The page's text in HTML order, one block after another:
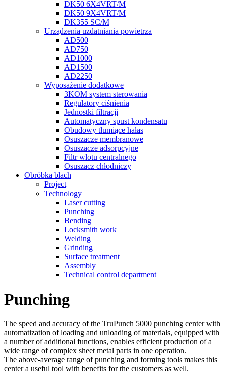
DK50 6X4VRT/M
DK50 9X4VRT/M
DK355 SC/M
Urządzenia uzdatniania powietrza
AD500
AD750
AD1000
AD1500
AD2250
Wyposażenie dodatkowe
3KOM system sterowania
Regulatory ciśnienia
Jednostki filtracji
Automatyczny spust kondensatu
Obudowy tłumiące hałas
Osuszacze membranowe
Osuszacze adsorpcyjne
Filtr wlotu centralnego
Osuszacz chłodniczy
Obróbka blach
Project
Technology
Laser cutting
Punching
Bending
Locksmith work
Welding
Grinding
Surface treatment
Assembly
Technical control department
Punching
The speed and accuracy of the TruPunch 5000 punching center with
automatization of loading and unloading of materials, equipped with
a number of additional functions, enables efficient production of a
wide range of complex sheet metal parts in one operation.
The above-average range of punching and forming tools makes this
center a useful tool with benefits for the customers as well.